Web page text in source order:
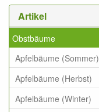
Artikel
Obstbäume
Apfelbäume (Sommer)
Apfelbäume (Herbst)
Apfelbäume (Winter)